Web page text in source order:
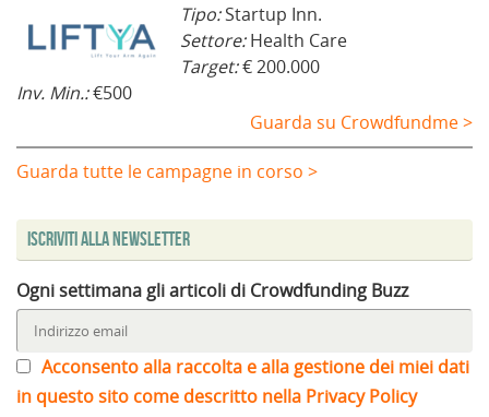
Tipo:Startup Inn.
Settore:Health Care
Target:€ 200.000
Inv. Min.:€500
Guarda su Crowdfundme >
Guarda tutte le campagne in corso >
Iscriviti alla Newsletter
Ogni settimana gli articoli di Crowdfunding Buzz
Acconsento alla raccolta e alla gestione dei miei dati
in questo sito come descritto nella Privacy Policy